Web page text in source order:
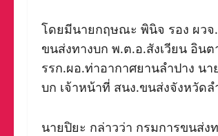
โดยมีนายกฤษณะ พินิจ รอง ผวจ
ขนส่งทางบก พ.ต.อ.สังเวียน อิน
รรก.ผอ.ท่าอากาศยานลำปาง น
บก เจ้าหน้าที่ สนง.ขนส่งจังหวัด
นายปิยะ กล่าวว่า กรมการขนส่ง